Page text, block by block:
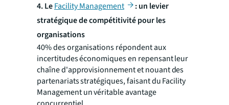
4. LeFacility Management
: un levier
stratégique de compétitivité pour les
organisations
40% des organisations répondent aux
incertitudes économiques en repensant leur
chaîne d'approvisionnement et nouant des
partenariats stratégiques, faisant du Facility
Management un véritable avantage